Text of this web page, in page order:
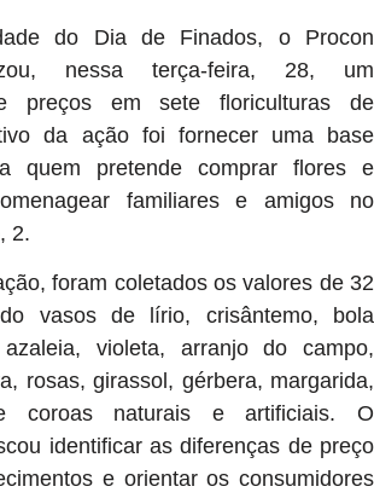
do Dia de Finados, o Procon
nessa terça-feira, 28, um
preços em sete floriculturas de
da ação foi fornecer uma base
quem pretende comprar flores e
familiares e amigos no
2.
foram coletados os valores de 32
vasos de lírio, crisântemo, bola
violeta, arranjo do campo,
rosas, girassol, gérbera, margarida,
coroas naturais e artificiais. O
identificar as diferenças de preço
e orientar os consumidores